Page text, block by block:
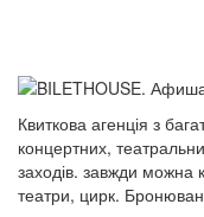
Квиткова агенція з
концертних,
заходів. завжди можна
театри, цирк.